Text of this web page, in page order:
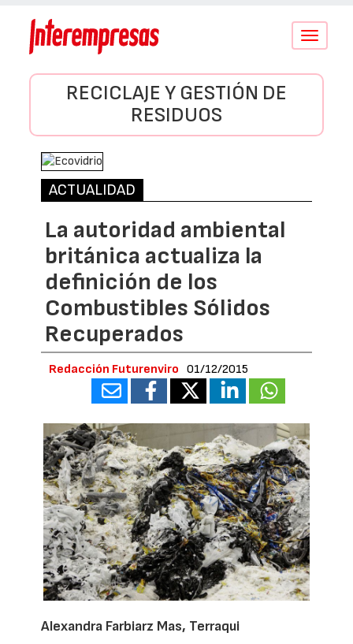
Conmutar
RECICLAJE Y GESTIÓN DE
RESIDUOS
ACTUALIDAD
La autoridad ambiental
británica actualiza la
definición de los
Combustibles Sólidos
Recuperados
Redacción Futurenviro 01/12/2015
Alexandra Farbiarz Mas, Terraqui